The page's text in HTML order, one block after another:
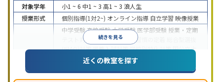
続きを見る
対象学年 小1 ~ 6 中1 ~ 3 高1 ~ 3 浪人生
授業形式
個別指導(1対2~) オンライン指導 自立学習 映像授業
中学受験高校受験大学受験 医学部受験 授業・定期
テスト対策
内申点対策 学習習慣の定着
(旧AO)対策推薦入試対策学校別特化対策国公立大
私大対策共通テスト対策
英語・英会話特化
対策その他科目別特化対策
近くの教室を探す